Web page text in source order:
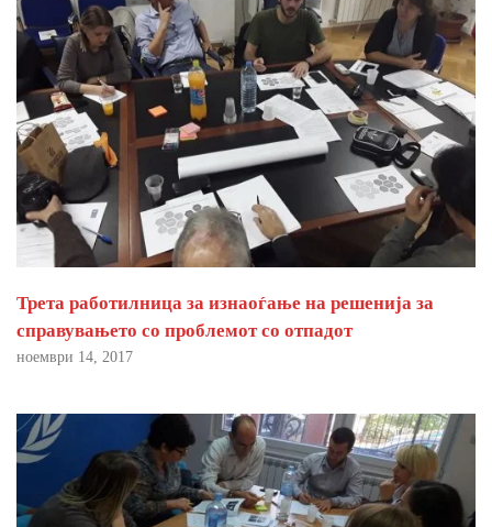
Трета работилница за изнаоѓање на решенија за
справувањето со проблемот со отпадот
ноември 14, 2017